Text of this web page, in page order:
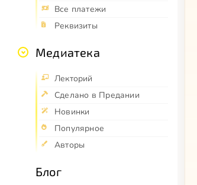
Все платежи
Реквизиты
Медиатека
Лекторий
Сделано в Предании
Новинки
Популярное
Авторы
Блог